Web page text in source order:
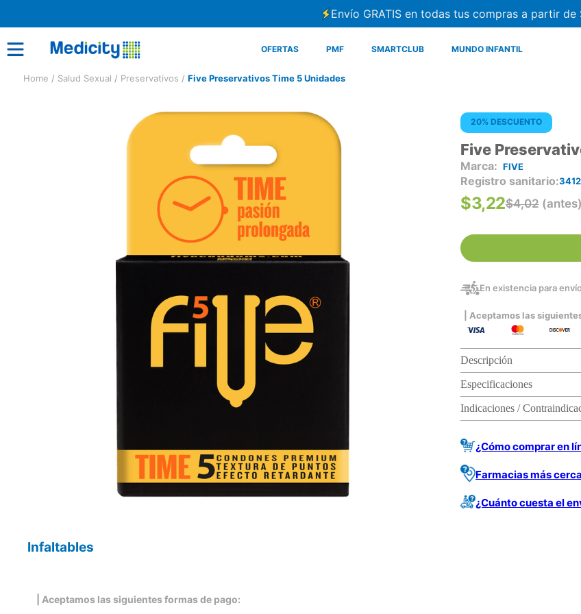
Envío GRATIS en todas tus compras a partir de
OFERTAS PMF SMARTCLUB MUNDO INFANTIL
Salud Sexual Preservativos Five Preservativos Time 5 Unidades
20% DESCUENTO
Five
FIVE
Registro sanitario
$4,02 (antes)
$3,22
En existencia para
| Aceptamos las
Descripción
Especificaciones
Indicaciones /
¿Cómo comprar en
Farmacias más
¿Cuánto cuesta el
Infaltables
| Aceptamos las siguientes formas de pago: